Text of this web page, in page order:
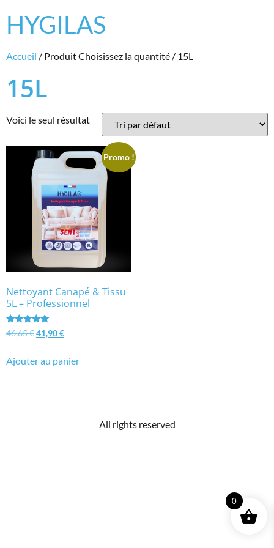
HYGILAS
Accueil / Produit Choisissez la quantité / 15L
15L
Voici le seul résultat
Promo !
Nettoyant Canapé & Tissu
5L – Professionnel
Note
4.95
46,65€41,90€
Ajouter au panier
All rights reserved
0